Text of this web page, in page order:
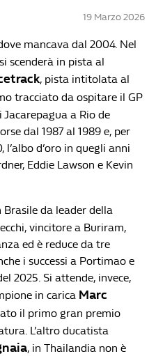
19 Marzo 2026
mancava dal 2004. Nel
scenderà in pista al
, pista intitolata al
tracciato da ospitare il GP
a Rio de
dal 1987 al 1989 e, per
d’oro in quegli anni
Eddie Lawson e Kevin
Brasile da leader della
vincitore a Buriram,
ed è reduce da tre
i successi a Portimao e
2025. Si attende, invece,
in carica Marc
il primo gran premio
L’altro ducatista
, in Thailandia non è